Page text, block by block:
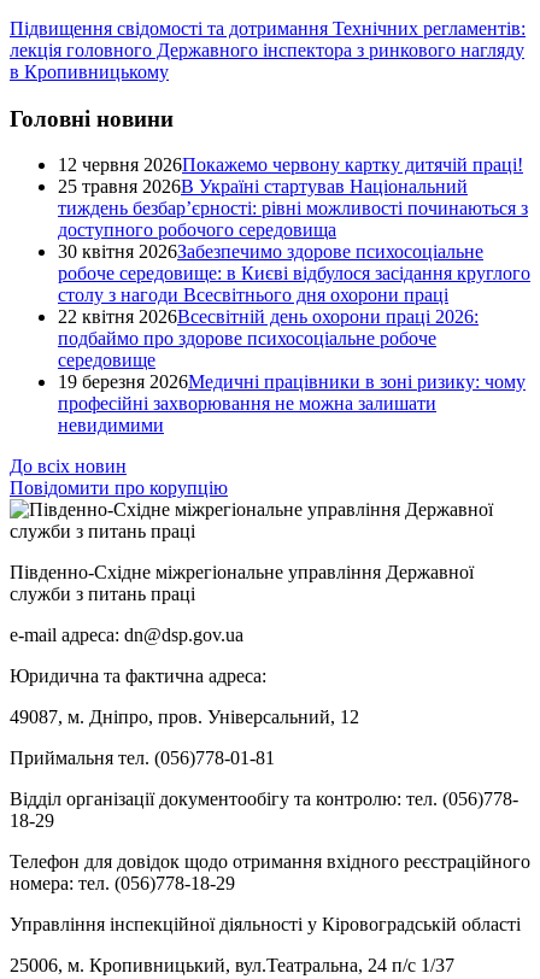
Підвищення свідомості та дотримання Технічних регламентів:
лекція головного Державного інспектора з ринкового нагляду
в Кропивницькому
Головні новини
12 червня 2026Покажемо червону картку дитячій праці!
25 травня 2026В Україні стартував Національний
тиждень безбар’єрності: рівні можливості починаються з
доступного робочого середовища
30 квітня 2026Забезпечимо здорове психосоціальне
робоче середовище: в Києві відбулося засідання круглого
столу з нагоди Всесвітнього дня охорони праці
22 квітня 2026Всесвітній день охорони праці 2026:
подбаймо про здорове психосоціальне робоче
середовище
19 березня 2026Медичні працівники в зоні ризику: чому
професійні захворювання не можна залишати
невидимими
До всіх новин
Повідомити про корупцію
Південно-Східне міжрегіональне управління Державної
служби з питань праці
e-mail адреса: dn@dsp.gov.ua
Юридична та фактична адреса:
49087, м. Дніпро, пров. Універсальний, 12
Приймальня тел. (056)778-01-81
Відділ організації документообігу та контролю: тел. (056)778-
18-29
Телефон для довідок щодо отримання вхідного реєстраційного
номера: тел. (056)778-18-29
Управління інспекційної діяльності у Кіровоградській області
25006, м. Кропивницький, вул.Театральна, 24 п/с 1/37